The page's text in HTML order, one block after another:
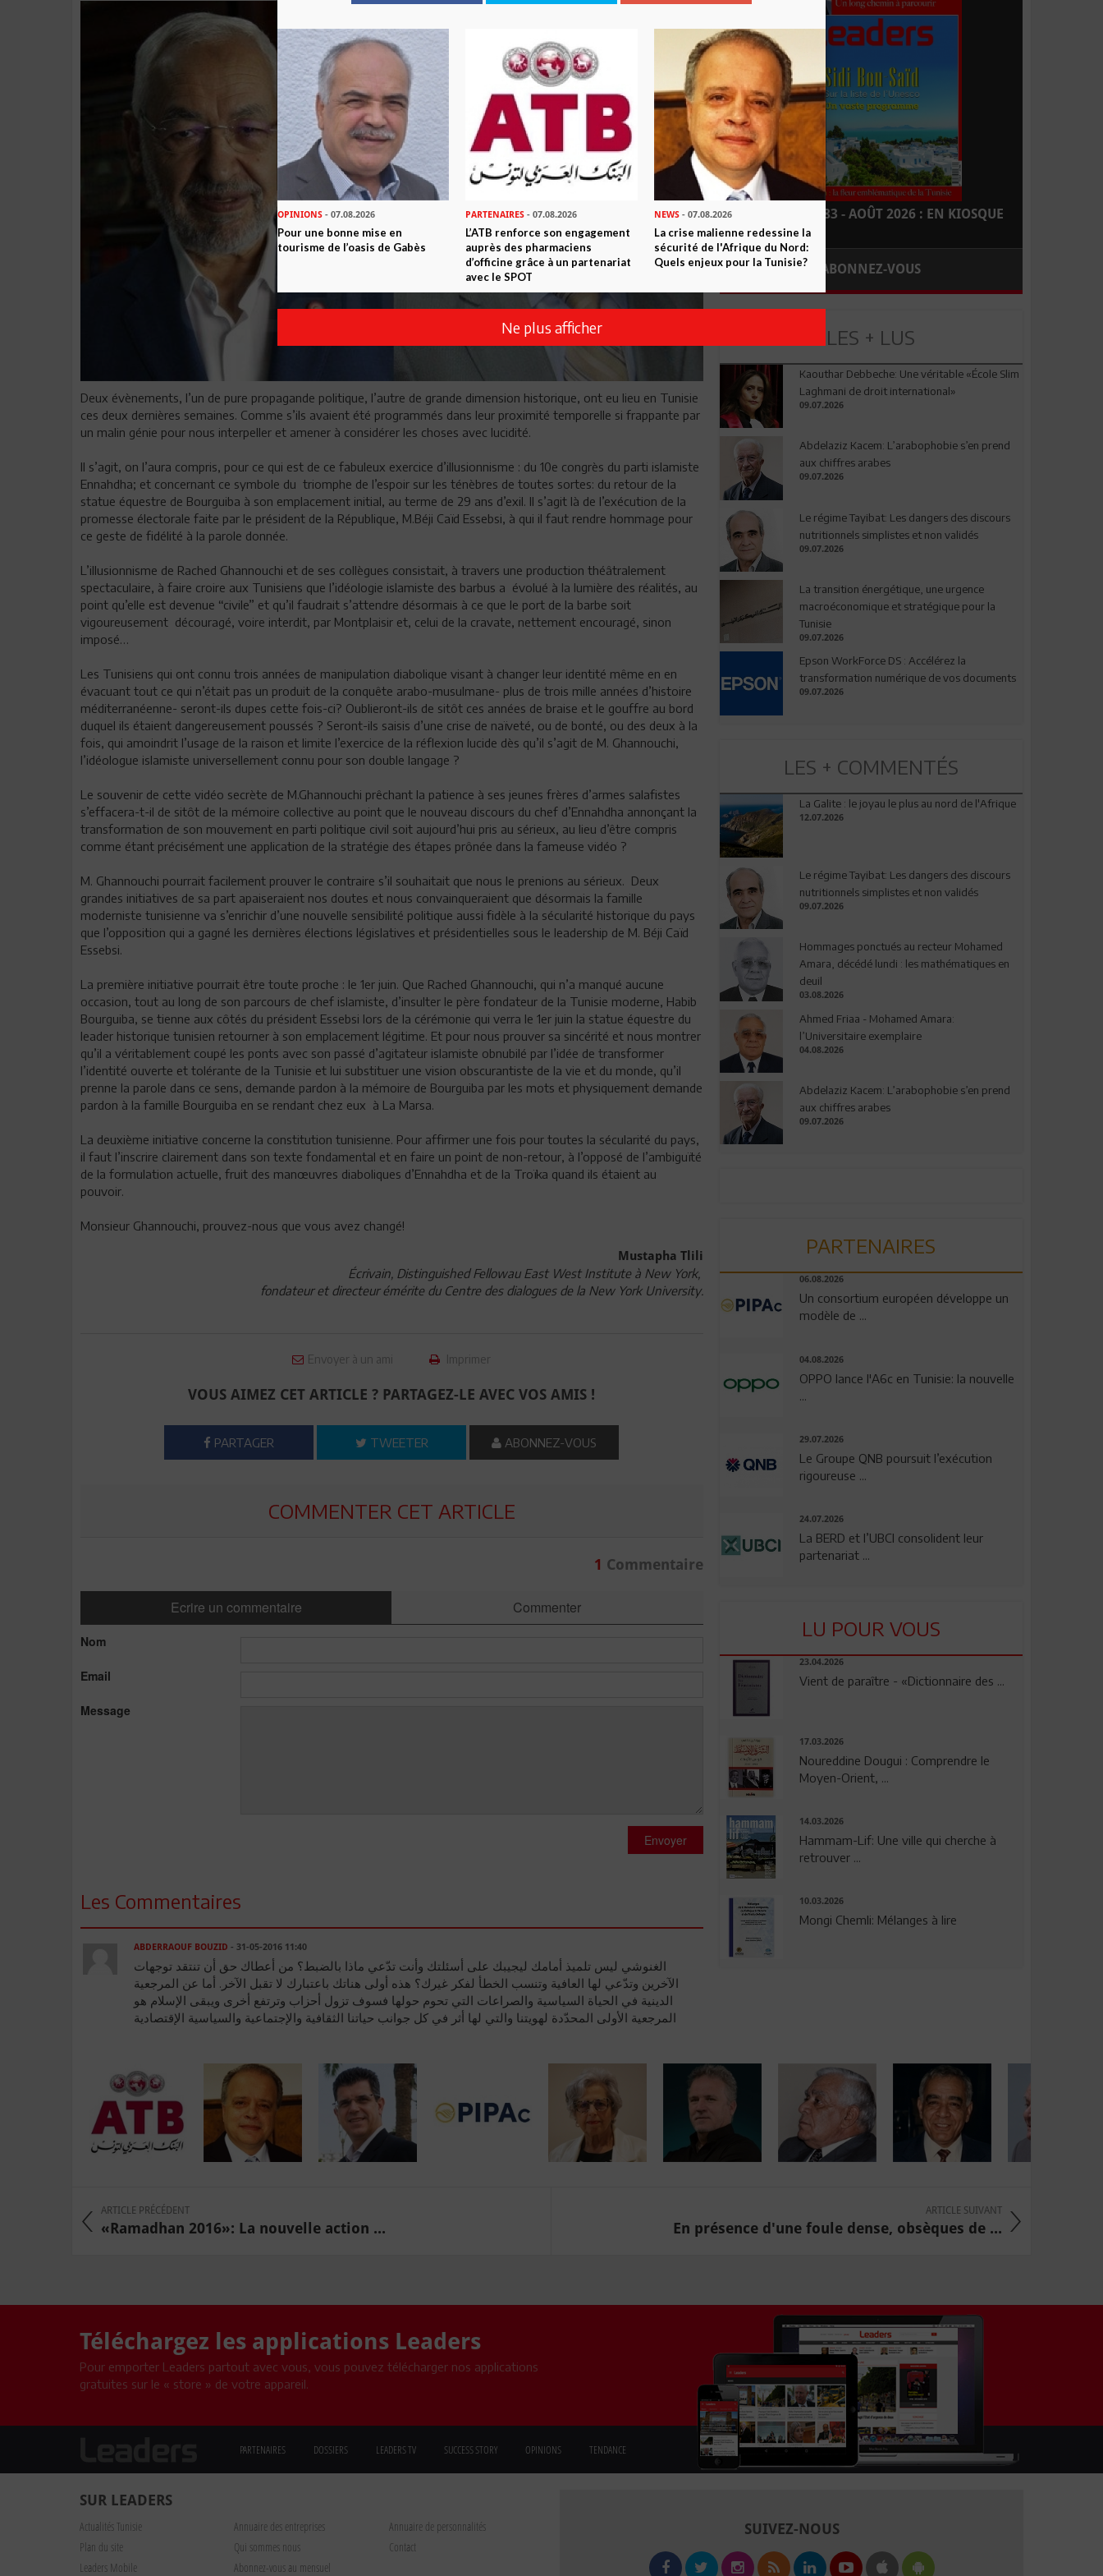
Deux évènements, l’un de pure propagande politique, l’autre de grande dimension historique, ont eu lieu en Tunisie
ces deux dernières semaines. Comme s’ils avaient été programmés dans leur proximité temporelle si frappante par
un malin génie pour nous interpeller et amener à considérer les choses avec lucidité.
Il s’agit, on l’aura compris, pour ce qui est de ce fabuleux exercice d’illusionnisme : du 10e congrès du parti islamiste
Ennahdha; et concernant ce symbole du triomphe de l’espoir sur les ténèbres de toutes sortes: du retour de la
statue équestre de Bourguiba à son emplacement initial, au terme de 29 ans d’exil. Il s’agit là de l’exécution de la
promesse électorale faite par le président de la République, M.Béji Caïd Essebsi, à qui il faut rendre hommage pour
ce geste de fidélité à la parole donnée.
L’illusionnisme de Rached Ghannouchi et de ses collègues consistait, à travers une production théâtralement
spectaculaire, à faire croire aux Tunisiens que l’idéologie islamiste des barbus a évolué à la lumière des réalités, au
point qu’elle est devenue “civile” et qu’il faudrait s’attendre désormais à ce que le port de la barbe soit
vigoureusement découragé, voire interdit, par Montplaisir et, celui de la cravate, nettement encouragé, sinon
imposé…
Les Tunisiens qui ont connu trois années de manipulation diabolique visant à changer leur identité même en en
évacuant tout ce qui n’était pas un produit de la conquête arabo-musulmane- plus de trois mille années d’histoire
méditerranéenne- seront-ils dupes cette fois-ci? Oublieront-ils de sitôt ces années de braise et le gouffre au bord
duquel ils étaient dangereusement poussés ? Seront-ils saisis d’une crise de naïveté, ou de bonté, ou des deux à la
fois, qui amoindrit l’usage de la raison et limite l’exercice de la réflexion lucide dès qu’il s’agit de M. Ghannouchi,
l’idéologue islamiste universellement connu pour son double langage ?
Le souvenir de cette vidéo secrète de M.Ghannouchi prêchant la patience à ses jeunes frères d’armes salafistes
s’effacera-t-il de sitôt de la mémoire collective au point que le nouveau discours du chef d’Ennahdha annonçant la
transformation de son mouvement en parti politique civil soit aujourd’hui pris au sérieux, au lieu d’être compris
comme étant précisément une application de la stratégie des étapes prônée dans la fameuse vidéo ?
M. Ghannouchi pourrait facilement prouver le contraire s’il souhaitait que nous le prenions au sérieux. Deux
grandes initiatives de sa part apaiseraient nos doutes et nous convainqueraient que désormais la famille
moderniste tunisienne va s’enrichir d’une nouvelle sensibilité politique aussi fidèle à la sécularité historique du pays
que l’opposition qui a gagné les dernières élections législatives et présidentielles sous le leadership de M. Béji Caïd
Essebsi.
La première initiative pourrait être toute proche : le 1er juin. Que Rached Ghannouchi, qui n’a manqué aucune
occasion, tout au long de son parcours de chef islamiste, d’insulter le père fondateur de la Tunisie moderne, Habib
Bourguiba, se tienne aux côtés du président Essebsi lors de la cérémonie qui verra le 1er juin la statue équestre du
leader historique tunisien retourner à son emplacement légitime. Et pour nous prouver sa sincérité et nous montrer
qu’il a véritablement coupé les ponts avec son passé d’agitateur islamiste obnubilé par l’idée de transformer
l’identité ouverte et tolérante de la Tunisie et lui substituer une vision obscurantiste de la vie et du monde, qu’il
prenne la parole dans ce sens, demande pardon à la mémoire de Bourguiba par les mots et physiquement demande
pardon à la famille Bourguiba en se rendant chez eux à La Marsa.
La deuxième initiative concerne la constitution tunisienne. Pour affirmer une fois pour toutes la sécularité du pays,
il faut l’inscrire clairement dans son texte fondamental et en faire un point de non-retour, à l’opposé de l’ambiguïté
de la formulation actuelle, fruit des manœuvres diaboliques d’Ennahdha et de la Troïka quand ils étaient au
pouvoir.
Monsieur Ghannouchi, prouvez-nous que vous avez changé!
Mustapha Tlili
Écrivain, Distinguished Fellowau East West Institute à New York,
fondateur et directeur émérite du Centre des dialogues de la New York University.
Envoyer à un ami Imprimer
VOUS AIMEZ CET ARTICLE ? PARTAGEZ-LE AVEC VOS AMIS !
PARTAGER TWEETER ABONNEZ-VOUS
COMMENTER CET ARTICLE
1 Commentaire
Ecrire un commentaire Commenter
Nom
Email
Message
Envoyer
Les Commentaires
ABDERRAOUF BOUZID - 31-05-2016 11:40
الغنوشي ليس تلميذ أمامك ليجيبك على أسئلتك وأنت تدّعي ماذا بالضبط؟ من أعطاك حق أن تنتقد توجهات
الآخرين وتدّعي لها العافية وتنسب الخطأ لفكر غيرك؟ هذه أولى هناتك باعتبارك لا تقبل الآخر. أما عن المرجعية
الدينية في الحياة السياسية والصراعات التي تحوم حولها فسوف تزول أحزاب وترتفع أخرى ويبقى الإسلام هو
المرجعية الأولى المحدّدة لهويتنا والتي لها أثر في كل جوانب حياتنا الثقافية والإجتماعية والسياسية الإقتصادية
LEADERS N° 183 - AOÛT 2026 : EN KIOSQUE
ABONNEZ-VOUS
LES + LUS
Kaouthar Debbeche: Une véritable «École Slim
Laghmani de droit international»
09.07.2026
Abdelaziz Kacem: L’arabophobie s’en prend
aux chiffres arabes
09.07.2026
Le régime Tayibat: Les dangers des discours
nutritionnels simplistes et non validés
09.07.2026
La transition énergétique, une urgence
macroéconomique et stratégique pour la
Tunisie
09.07.2026
Epson WorkForce DS : Accélérez la
transformation numérique de vos documents
09.07.2026
LES + COMMENTÉS
La Galite : le joyau le plus au nord de l'Afrique
12.07.2026
Le régime Tayibat: Les dangers des discours
nutritionnels simplistes et non validés
09.07.2026
Hommages ponctués au recteur Mohamed
Amara, décédé lundi : les mathématiques en
deuil
03.08.2026
Ahmed Friaa - Mohamed Amara:
l’Universitaire exemplaire
04.08.2026
Abdelaziz Kacem: L’arabophobie s’en prend
aux chiffres arabes
09.07.2026
PARTENAIRES
06.08.2026
Un consortium européen développe un
modèle de ...
04.08.2026
OPPO lance l'A6c en Tunisie: la nouvelle
29.07.2026
Le Groupe QNB poursuit l’exécution
rigoureuse ...
24.07.2026
La BERD et l’UBCI consolident leur
partenariat ...
LU POUR VOUS
23.04.2026
Vient de paraître - «Dictionnaire des ...
17.03.2026
Noureddine Dougui : Comprendre le
Moyen-Orient, ...
14.03.2026
Hammam-Lif: Une ville qui cherche à
retrouver ...
10.03.2026
Mongi Chemli: Mélanges à lire
ARTICLE PRÉCÉDENT
«Ramadhan 2016»: La nouvelle action ...
ARTICLE SUIVANT
En présence d'une foule dense, obsèques de ...
Téléchargez les applications Leaders
Pour emporter Leaders partout avec vous, vous pouvez télécharger nos applications
gratuites sur le « store » de votre appareil.
PARTENAIRES DOSSIERS LEADERS TV SUCCESS STORY OPINIONS TENDANCE
SUR LEADERS
Actualités Tunisie Annuaire des entreprises
Annuaire de personnalités
Plan du site
Qui sommes nous
Contact
Leaders Mobile
Abonnez-vous au mensuel
SUIVEZ-NOUS
OPINIONS - 07.08.2026
Pour une bonne mise en
tourisme de l’oasis de Gabès
PARTENAIRES - 07.08.2026
L’ATB renforce son engagement
auprès des pharmaciens
d’officine grâce à un partenariat
avec le SPOT
NEWS- 07.08.2026
La crise malienne redessine la
sécurité de l'Afrique du Nord:
Quels enjeux pour la Tunisie?
Ne plus afficher